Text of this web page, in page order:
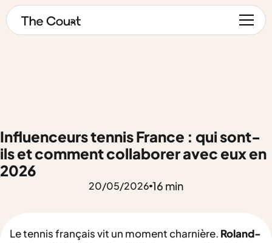
Influenceurs tennis France : qui sont-
ils et comment collaborer avec eux en
2026
20/05/2026 16 min
Le tennis français vit un moment charnière. Roland-